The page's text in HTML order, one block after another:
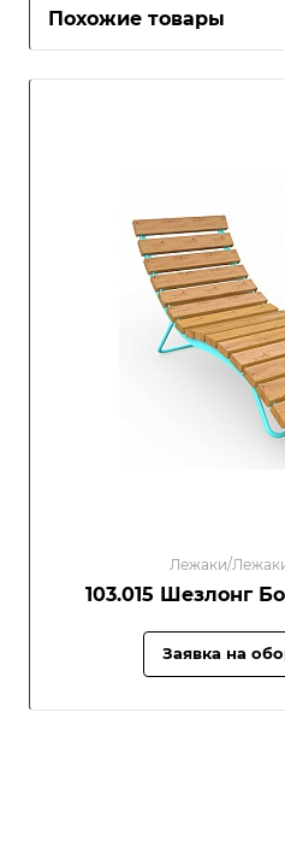
Похожие товары
Лежаки/
103.015 Шезлонг
Заявка на